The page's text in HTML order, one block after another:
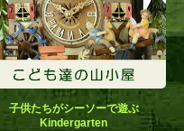
子供たちがシーソーで遊ぶ
Kindergarten